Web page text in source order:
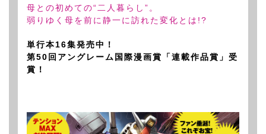
母との初めての“二人暮らし”。
弱りゆく母を前に静一に訪れた変化とは!?
単行本16集発売中！
第50回アングレーム国際漫画賞「連載作品賞」受
賞！